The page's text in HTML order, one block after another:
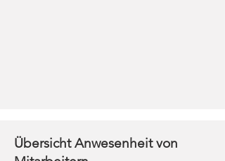
Übersicht Anwesenheit von